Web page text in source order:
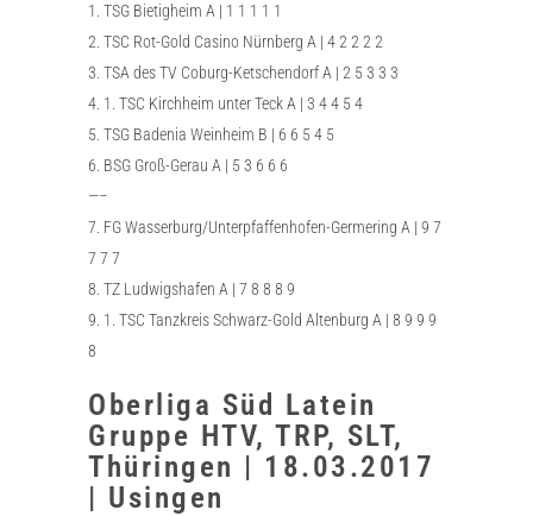
1. TSG Bietigheim A | 1 1 1 1 1
2. TSC Rot-Gold Casino Nürnberg A | 4 2 2 2 2
3. TSA des TV Coburg-Ketschendorf A | 2 5 3 3 3
4. 1. TSC Kirchheim unter Teck A | 3 4 4 5 4
5. TSG Badenia Weinheim B | 6 6 5 4 5
6. BSG Groß-Gerau A | 5 3 6 6 6
—–
7. FG Wasserburg/Unterpfaffenhofen-Germering A | 9 7
7 7 7
8. TZ Ludwigshafen A | 7 8 8 8 9
9. 1. TSC Tanzkreis Schwarz-Gold Altenburg A | 8 9 9 9
8
Oberliga Süd Latein
Gruppe HTV, TRP, SLT,
Thüringen | 18.03.2017
| Usingen